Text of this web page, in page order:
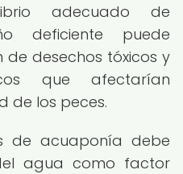
adecuado de
deficiente puede
desechos tóxicos y
que afectarían
de los peces.
de acuaponía debe
agua como factor